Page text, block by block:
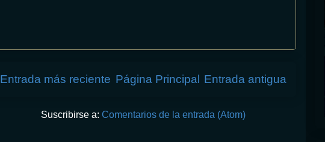
Entrada más reciente Entrada antigua
Página Principal
Suscribirse a: Comentarios de la entrada (Atom)